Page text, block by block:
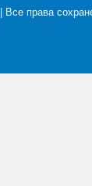
| Все права